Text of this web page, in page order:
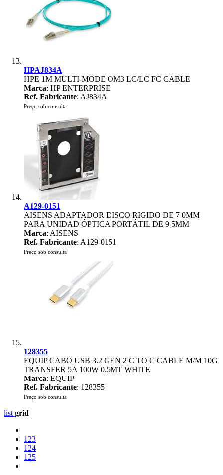
HPAJ834A
HPE 1M MULTI-MODE OM3 LC/LC FC CABLE
Marca: HP ENTERPRISE
Ref. Fabricante: AJ834A
Preço sob consulta
A129-0151
AISENS ADAPTADOR DISCO RIGIDO DE 7 0MM
PARA UNIDAD ÓPTICA PORTÁTIL DE 9 5MM
Marca: AISENS
Ref. Fabricante: A129-0151
Preço sob consulta
128355
EQUIP CABO USB 3.2 GEN 2 C TO C CABLE M/M 10G
TRANSFER 5A 100W 0.5MT WHITE
Marca: EQUIP
Ref. Fabricante: 128355
Preço sob consulta
list grid
123
124
125